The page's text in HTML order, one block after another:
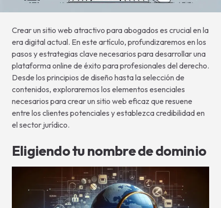
Crear un sitio web atractivo para abogados es crucial en la
era digital actual. En este artículo, profundizaremos en los
pasos y estrategias clave necesarios para desarrollar una
plataforma online de éxito para profesionales del derecho.
Desde los principios de diseño hasta la selección de
contenidos, exploraremos los elementos esenciales
necesarios para crear un sitio web eficaz que resuene
entre los clientes potenciales y establezca credibilidad en
el sector jurídico.
Eligiendo tu nombre de dominio